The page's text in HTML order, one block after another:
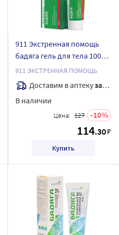
911 Экстренная помощь
бадяга гель для тела 100
мл
911 ЭКСТРЕННАЯ ПОМОЩЬ
Доставим в аптекузавтра
В наличии
Цена: 127 10
114.30₽
Купить